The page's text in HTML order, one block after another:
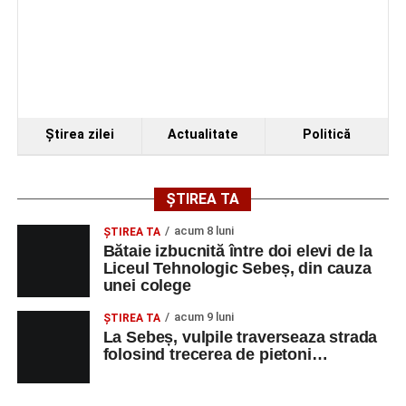
Spectacol de vals și tango „Armonii în
pași de dans”
Napoca).
AcompaniazăCluj Tango Orchestra:
Irina Indrei – pian
Robert Indrei – bandoneon
Milena Vădan – vioară
Emanuel Elcean – contrabas
Ştirea zilei Actualitate Politică
ȘTIREA TA
ŞTIREA TA acum 8 luni
Bătaie izbucnită între doi elevi de la
Liceul Tehnologic Sebeș, din cauza
unei colege
ŞTIREA TA acum 9 luni
La Sebeș, vulpile traverseaza strada
folosind trecerea de pietoni…